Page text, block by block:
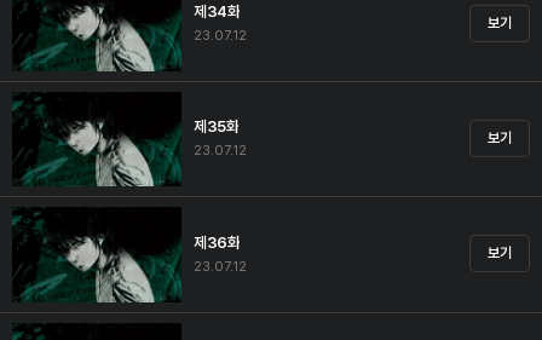
제34화
23.07.12
보기
제35화
23.07.12
보기
제36화
23.07.12
보기